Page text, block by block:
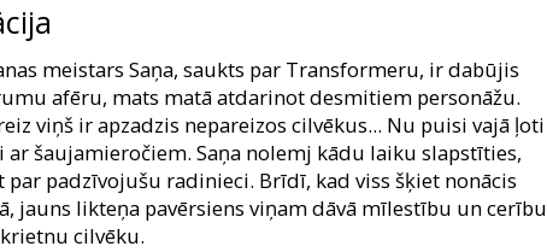
meistars Saņa, saukts par Transformeru, ir dabūjis
afēru, mats matā atdarinot desmitiem personāžu.
viņš ir apzadzis nepareizos cilvēkus... Nu puisi vajā ļoti
šaujamieročiem. Saņa nolemj kādu laiku slapstīties,
par padzīvojušu radinieci. Brīdī, kad viss šķiet nonācis
jauns likteņa pavērsiens viņam dāvā mīlestību un cerību
cilvēku.